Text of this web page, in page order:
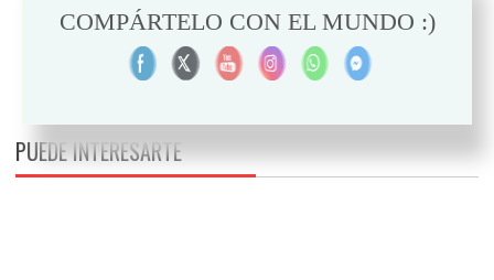
PUEDE INTERESARTE
COMPÁRTELO CON EL MUNDO :)